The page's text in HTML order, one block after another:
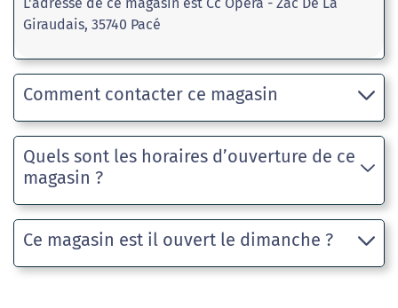
Giraudais, 35740 Pacé
Comment contacter ce magasin
Quels sont les horaires d’ouverture de ce
magasin ?
Ce magasin est il ouvert le dimanche ?